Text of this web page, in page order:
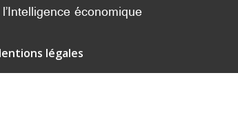
économique
légales